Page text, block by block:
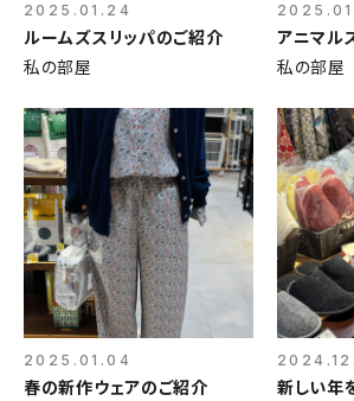
2025.01.24
ルームズスリッパのご紹介
私の部屋
アニマル
私の部屋
2025.01.04
春の新作ウェアのご紹介
新しい年